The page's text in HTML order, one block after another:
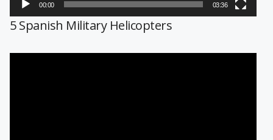
00:00 03:36
5 Spanish Military Helicopters